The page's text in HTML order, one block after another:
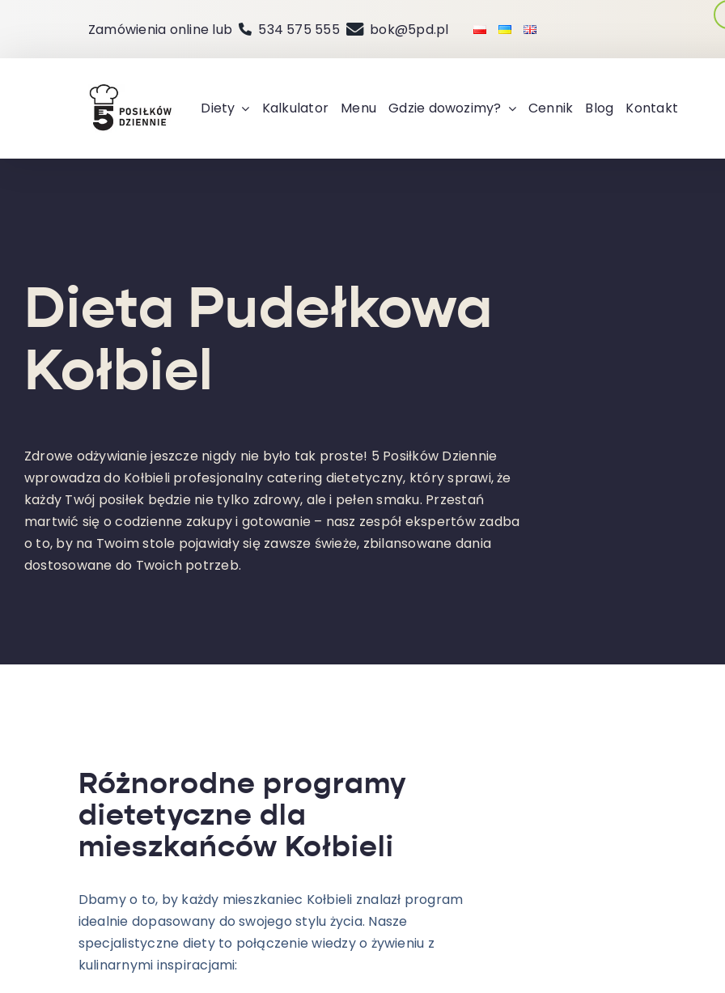
zawartości
Zamówienia online lub 534 575 555 bok@5pd.pl
Diety Kalkulator Menu Gdzie dowozimy? Cennik Blog Kontakt
Dieta Pudełkowa
Kołbiel
Zdrowe odżywianie jeszcze nigdy nie było tak proste! 5 Posiłków Dziennie
wprowadza do Kołbieli profesjonalny catering dietetyczny, który sprawi, że
każdy Twój posiłek będzie nie tylko zdrowy, ale i pełen smaku. Przestań
martwić się o codzienne zakupy i gotowanie – nasz zespół ekspertów zadba
o to, by na Twoim stole pojawiały się zawsze świeże, zbilansowane dania
dostosowane do Twoich potrzeb.
Różnorodne programy
dietetyczne dla
mieszkańców Kołbieli
Dbamy o to, by każdy mieszkaniec Kołbieli znalazł program
idealnie dopasowany do swojego stylu życia. Nasze
specjalistyczne diety to połączenie wiedzy o żywieniu z
kulinarnymi inspiracjami: